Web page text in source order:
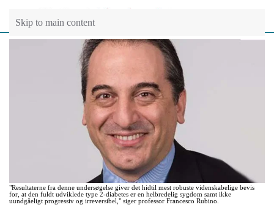
Skip to main content
"Resultaterne fra denne undersøgelse giver det hidtil mest robuste videnskabelige bevis
for, at den fuldt udviklede type 2-diabetes er en helbredelig sygdom samt ikke
uundgåeligt progressiv og irreversibel," siger professor Francesco Rubino.